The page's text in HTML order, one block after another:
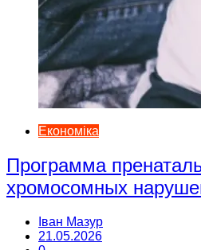
Економіка
Программа
хромосомных
Іван Мазур
21.05.2026